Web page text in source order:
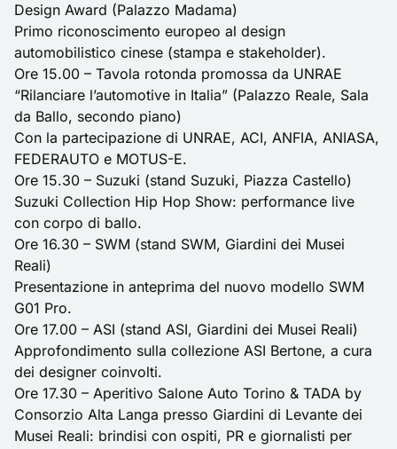
Design Award (Palazzo Madama)
Primo riconoscimento europeo al design
automobilistico cinese (stampa e stakeholder).
Ore 15.00 – Tavola rotonda promossa da UNRAE
“Rilanciare l’automotive in Italia” (Palazzo Reale, Sala
da Ballo, secondo piano)
Con la partecipazione di UNRAE, ACI, ANFIA, ANIASA,
FEDERAUTO e MOTUS-E.
Ore 15.30 – Suzuki (stand Suzuki, Piazza Castello)
Suzuki Collection Hip Hop Show: performance live
con corpo di ballo.
Ore 16.30 – SWM (stand SWM, Giardini dei Musei
Reali)
Presentazione in anteprima del nuovo modello SWM
G01 Pro.
Ore 17.00 – ASI (stand ASI, Giardini dei Musei Reali)
Approfondimento sulla collezione ASI Bertone, a cura
dei designer coinvolti.
Ore 17.30 – Aperitivo Salone Auto Torino & TADA by
Consorzio Alta Langa presso Giardini di Levante dei
Musei Reali: brindisi con ospiti, PR e giornalisti per